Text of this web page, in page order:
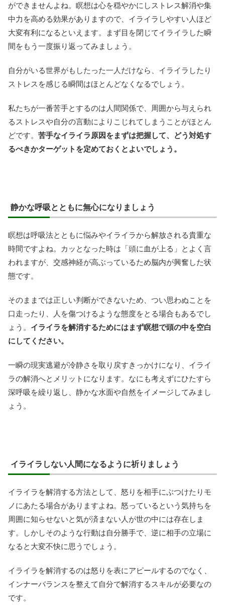
ができませんよね。瞑想は心を穏やかにしストレス解消や集
中力を高める効果がありますので、イライラしやすい人ほど
大変有利になるといえます。まず目を閉じてイライラした瞬
間をもう一度振り返ってみましょう。
自分がいる世界がもしたった一人だけなら、イライラしたり
ストレスを感じる瞬間はほとんどなくなるでしょう。
私たちが一番苦手とするのは人間関係で、周囲から与えられ
るストレスや自分の言動によりこじれてしまうことがほとん
どです。 苦手なイライラ原因をまずは把握して、どう対処す
るべきかターゲットを定めておくとよいでしょう。
静かな呼吸とともに無心になりましょう
瞑想は呼吸法とともに悩みやイライラから解放される貴重な
時間ですよね。カッとなった時は「頭に血が上る」とよく言
われますが、交感神経が高ぶっているため脳内が興奮した状
態です。
そのままでは正しい判断ができないため、つい思わぬことを
口走ったり、人を傷つけるような態度をとる場合もあるでし
ょう。 イライラを解消するためにはまず瞑想で頭の中を空白
にしてください。
一瞬の現実逃避が冷静さを取り戻すきっかけになり、イライ
ラの解消へとメリットになります。なにも考えずにひたすら
深呼吸を繰り返し、静かな水面や自然をイメージしてみまし
ょう。
イライラしない人間になるように祈りましょう
イライラを解消する方法として、怒りを相手にぶつけたりモ
ノにあたる場合がありますよね。怒っているという気持ちを
周囲に知らせないと気が済まない人が世の中には存在しま
す。しかしそのような行動は自分勝手で、逆に相手の立場に
なると大変不快に思うでしょう。
イライラを解消するのは怒りを表にアピールするのでなく、
インナーバランスを整えて自分で解消するスキルが必要なの
です。